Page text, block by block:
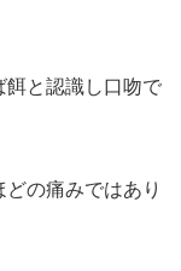
餌と認識し口吻で
の痛みではあり